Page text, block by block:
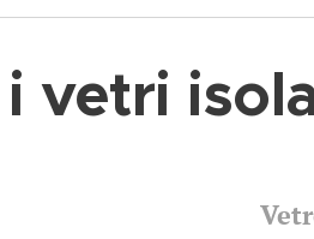
vetri